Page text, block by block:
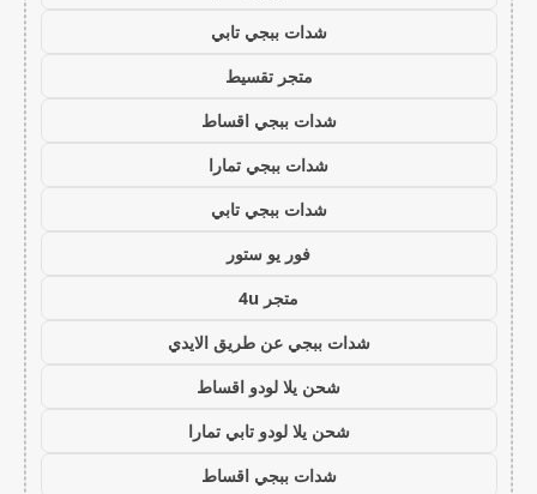
شدات ببجي تابي
متجر تقسيط
شدات ببجي اقساط
شدات ببجي تمارا
شدات ببجي تابي
فور يو ستور
متجر 4u
شدات ببجي عن طريق الايدي
شحن يلا لودو اقساط
شحن يلا لودو تابي تمارا
شدات ببجي اقساط